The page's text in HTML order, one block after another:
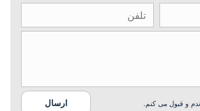
و قبول می کنم.